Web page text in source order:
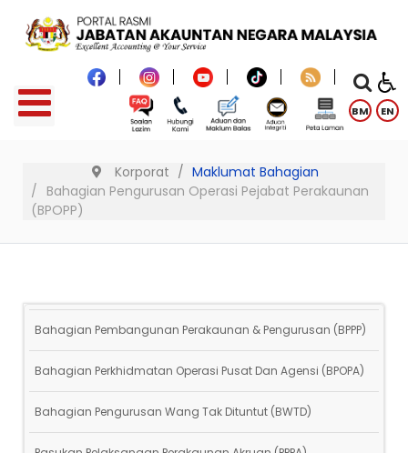
BM EN
Korporat
Maklumat Bahagian
Bahagian Pengurusan Operasi Pejabat Perakaunan
(BPOPP)
Bahagian Pembangunan Perakaunan & Pengurusan (BPPP)
Bahagian Perkhidmatan Operasi Pusat Dan Agensi (BPOPA)
Bahagian Pengurusan Wang Tak Dituntut (BWTD)